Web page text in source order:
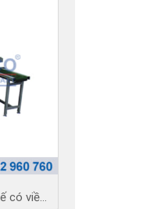
Máy dập quai khẩu trang y tế có viền 1003Q